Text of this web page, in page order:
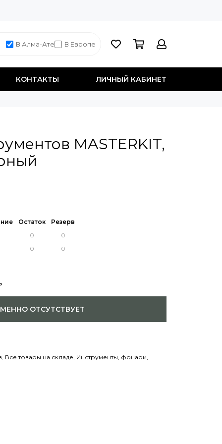
В Алма-Ате В Европе
КОНТАКТЫ ЛИЧНЫЙ КАБИНЕТ
MASTERKIT,
Остаток
Резерв
ОТСУТСТВУЕТ
Все товары на складе Инструменты, фонари,